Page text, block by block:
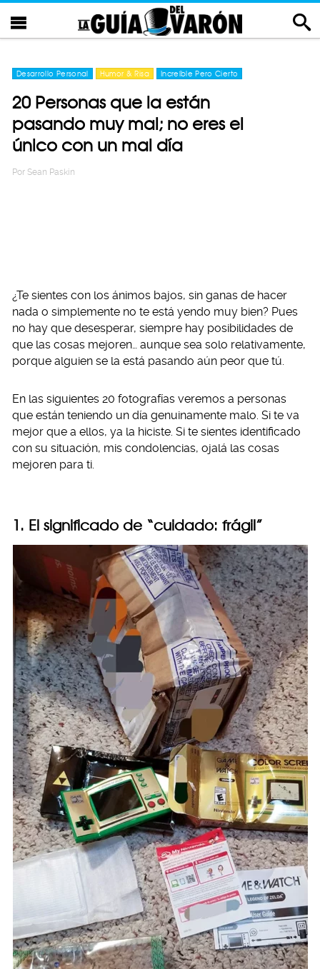
Desarrollo Personal Humor & Risa Increíble Pero Cierto
20 Personas que la están
pasando muy mal; no eres el
único con un mal día
Por Sean Paskin
¿Te sientes con los ánimos bajos, sin ganas de hacer
nada o simplemente no te está yendo muy bien? Pues
no hay que desesperar, siempre hay posibilidades de
que las cosas mejoren… aunque sea solo relativamente,
porque alguien se la está pasando aún peor que tú.
En las siguientes 20 fotografías veremos a personas
que están teniendo un día genuinamente malo. Si te va
mejor que a ellos, ya la hiciste. Si te sientes identificado
con su situación, mis condolencias, ojalá las cosas
mejoren para ti.
1. El significado de “cuidado: frágil”